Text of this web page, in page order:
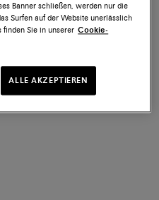
Banner schließen, werden nur die
Surfen auf der Website unerlässlich
finden Sie in unserer Cookie-
ALLE AKZEPTIEREN